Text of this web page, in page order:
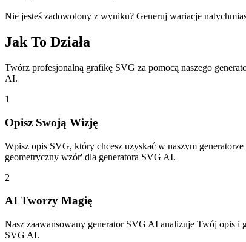
Nie jesteś zadowolony z wyniku? Generuj wariacje
Jak To Działa
Twórz profesjonalną grafikę SVG za pomocą naszego
AI.
1
Opisz Swoją Wizję
Wpisz opis SVG, który chcesz uzyskać w naszym
geometryczny wzór' dla generatora SVG AI.
2
AI Tworzy Magię
Nasz zaawansowany generator SVG AI analizuje Twój opis
SVG AI.